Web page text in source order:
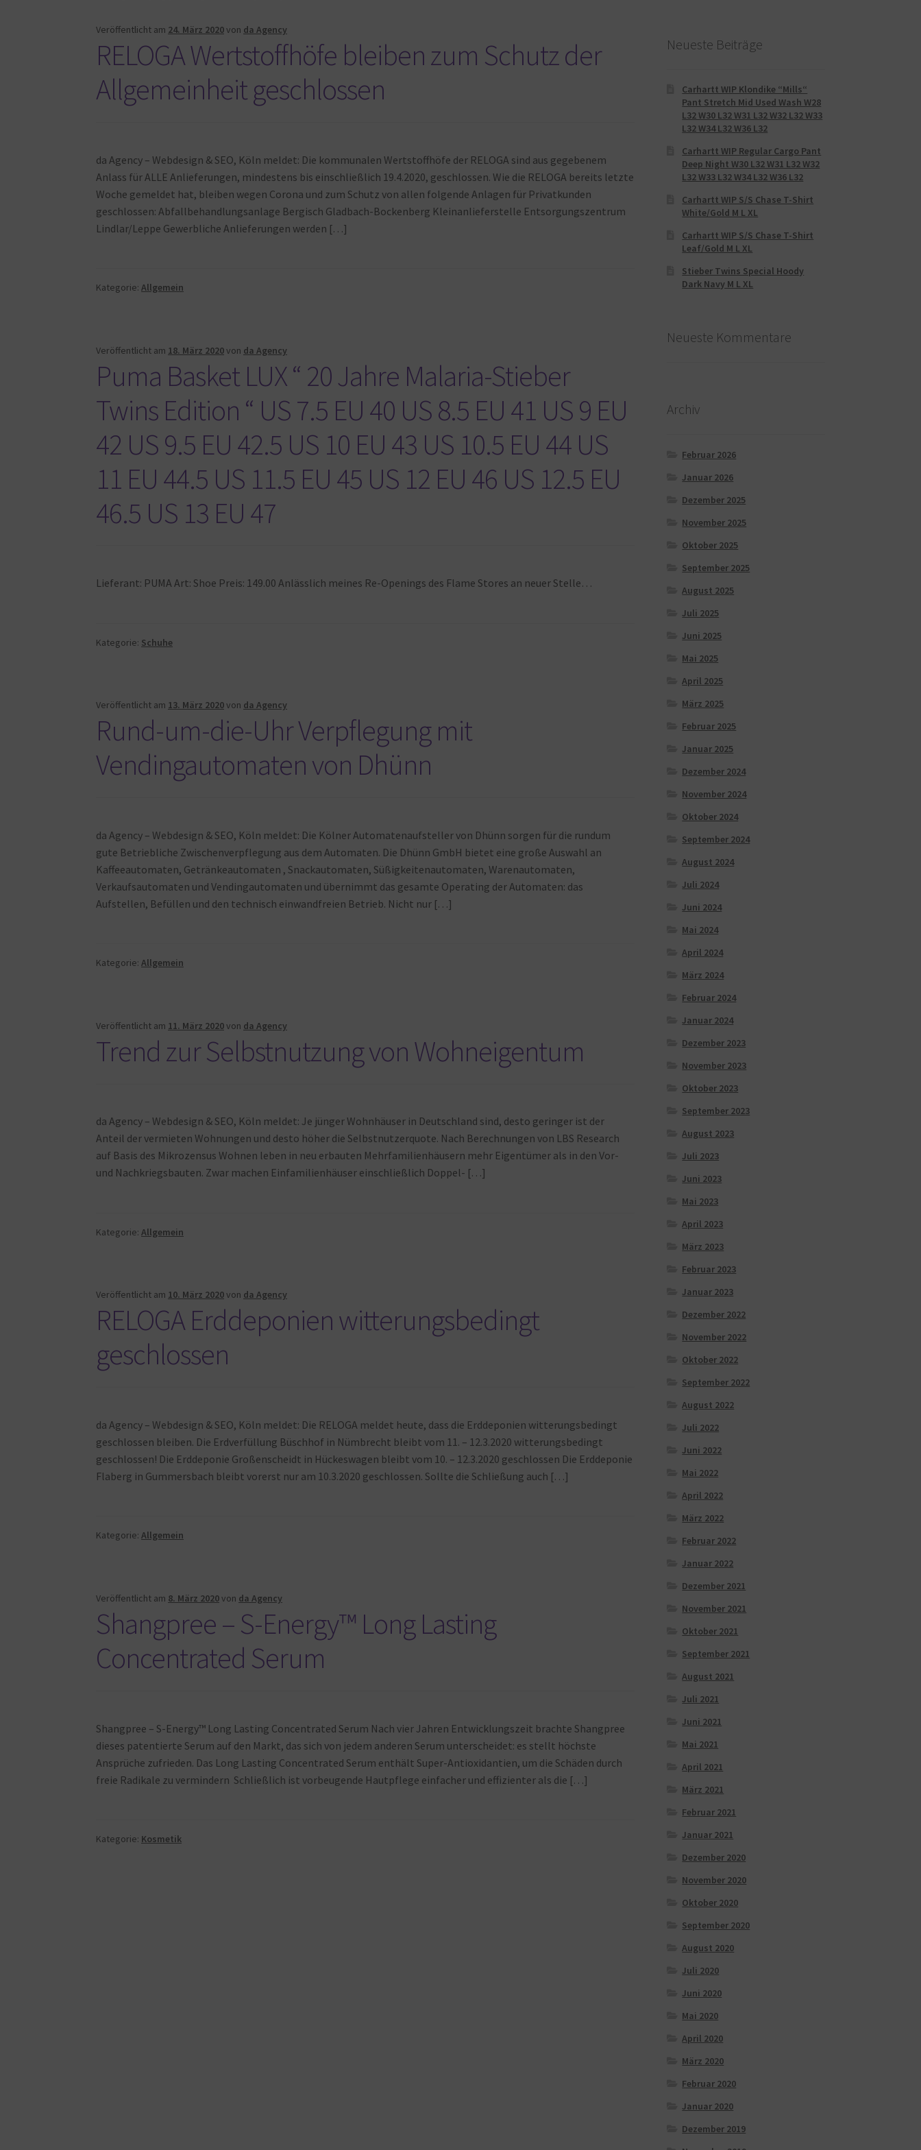
Veröffentlicht am 24. März 2020von da Agency
RELOGA Wertstoffhöfe bleiben zum Schutz der
Allgemeinheit geschlossen
da Agency – Webdesign & SEO, Köln meldet: Die kommunalen Wertstoffhöfe der RELOGA sind aus gegebenem
Anlass für ALLE Anlieferungen, mindestens bis einschließlich 19.4.2020, geschlossen. Wie die RELOGA bereits letzte
Woche gemeldet hat, bleiben wegen Corona und zum Schutz von allen folgende Anlagen für Privatkunden
geschlossen: Abfallbehandlungsanlage Bergisch Gladbach-Bockenberg Kleinanlieferstelle Entsorgungszentrum
Lindlar/Leppe Gewerbliche Anlieferungen werden […]
Kategorie:Allgemein
Veröffentlicht am 18. März 2020von da Agency
Puma Basket LUX “ 20 Jahre Malaria-Stieber
Twins Edition “ US 7.5 EU 40 US 8.5 EU 41 US 9 EU
42 US 9.5 EU 42.5 US 10 EU 43 US 10.5 EU 44 US
11 EU 44.5 US 11.5 EU 45 US 12 EU 46 US 12.5 EU
46.5 US 13 EU 47
Lieferant: PUMA Art: Shoe Preis: 149.00 Anlässlich meines Re-Openings des Flame Stores an neuer Stelle…
Kategorie: Schuhe
Veröffentlicht am 13. März 2020von da Agency
Rund-um-die-Uhr Verpflegung mit
Vendingautomaten von Dhünn
da Agency – Webdesign & SEO, Köln meldet: Die Kölner Automatenaufsteller von Dhünn sorgen für die rundum
gute Betriebliche Zwischenverpflegung aus dem Automaten. Die Dhünn GmbH bietet eine große Auswahl an
Kaffeeautomaten, Getränkeautomaten , Snackautomaten, Süßigkeitenautomaten, Warenautomaten,
Verkaufsautomaten und Vendingautomaten und übernimmt das gesamte Operating der Automaten: das
Aufstellen, Befüllen und den technisch einwandfreien Betrieb. Nicht nur […]
Kategorie:Allgemein
Veröffentlicht am 11. März 2020von da Agency
Trend zur Selbstnutzung von Wohneigentum
da Agency – Webdesign & SEO, Köln meldet: Je jünger Wohnhäuser in Deutschland sind, desto geringer ist der
Anteil der vermieten Wohnungen und desto höher die Selbstnutzerquote. Nach Berechnungen von LBS Research
auf Basis des Mikrozensus Wohnen leben in neu erbauten Mehrfamilienhäusern mehr Eigentümer als in den Vor-
und Nachkriegsbauten. Zwar machen Einfamilienhäuser einschließlich Doppel- […]
Kategorie:Allgemein
Veröffentlicht am 10. März 2020von da Agency
RELOGA Erddeponien witterungsbedingt
geschlossen
da Agency – Webdesign & SEO, Köln meldet: Die RELOGA meldet heute, dass die Erddeponien witterungsbedingt
geschlossen bleiben. Die Erdverfüllung Büschhof in Nümbrecht bleibt vom 11. – 12.3.2020 witterungsbedingt
geschlossen! Die Erddeponie Großenscheidt in Hückeswagen bleibt vom 10. – 12.3.2020 geschlossen Die Erddeponie
Flaberg in Gummersbach bleibt vorerst nur am 10.3.2020 geschlossen. Sollte die Schließung auch […]
Kategorie:Allgemein
Veröffentlicht am 8. März 2020von da Agency
Shangpree – S-Energy™ Long Lasting
Concentrated Serum
Shangpree – S-Energy™ Long Lasting Concentrated Serum Nach vier Jahren Entwicklungszeit brachte Shangpree
dieses patentierte Serum auf den Markt, das sich von jedem anderen Serum unterscheidet: es stellt höchste
Ansprüche zufrieden. Das Long Lasting Concentrated Serum enthält Super-Antioxidantien, um die Schäden durch
freie Radikale zu vermindern Schließlich ist vorbeugende Hautpflege einfacher und effizienter als die […]
Kategorie: Kosmetik
Neueste Beiträge
Carhartt WIP Klondike “Mills“
Pant Stretch Mid Used Wash W28
L32 W30 L32 W31 L32 W32 L32 W33
L32 W34 L32 W36 L32
Carhartt WIP Regular Cargo Pant
Deep Night W30 L32 W31 L32 W32
L32 W33 L32 W34 L32 W36 L32
Carhartt WIP S/S Chase T-Shirt
White/Gold M L XL
Carhartt WIP S/S Chase T-Shirt
Leaf/Gold M L XL
Stieber Twins Special Hoody
Dark Navy M L XL
Neueste Kommentare
Archiv
Februar 2026
Januar 2026
Dezember 2025
November 2025
Oktober 2025
September 2025
August 2025
Juli 2025
Juni 2025
Mai 2025
April 2025
März 2025
Februar 2025
Januar 2025
Dezember 2024
November 2024
Oktober 2024
September 2024
August 2024
Juli 2024
Juni 2024
Mai 2024
April 2024
März 2024
Februar 2024
Januar 2024
Dezember 2023
November 2023
Oktober 2023
September 2023
August 2023
Juli 2023
Juni 2023
Mai 2023
April 2023
März 2023
Februar 2023
Januar 2023
Dezember 2022
November 2022
Oktober 2022
September 2022
August 2022
Juli 2022
Juni 2022
Mai 2022
April 2022
März 2022
Februar 2022
Januar 2022
Dezember 2021
November 2021
Oktober 2021
September 2021
August 2021
Juli 2021
Juni 2021
Mai 2021
April 2021
März 2021
Februar 2021
Januar 2021
Dezember 2020
November 2020
Oktober 2020
September 2020
August 2020
Juli 2020
Juni 2020
Mai 2020
April 2020
März 2020
Februar 2020
Januar 2020
Dezember 2019